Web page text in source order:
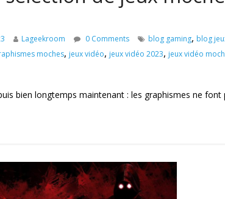
Lageekroom 0 Comments blog gaming, blog
moches, jeux vidéo, jeux vidéo 2023, jeux vidéo
bien longtemps maintenant : les graphismes ne